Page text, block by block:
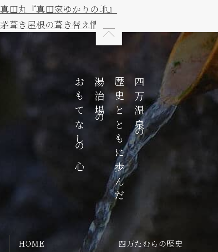
真田丸『真田家ゆかりの地』
茅葺き屋根の葺き替え情報
四万温泉の
歴史とともに歩んだ
湯治場の
おもてなしの心
HOME
四万たむらの歴史